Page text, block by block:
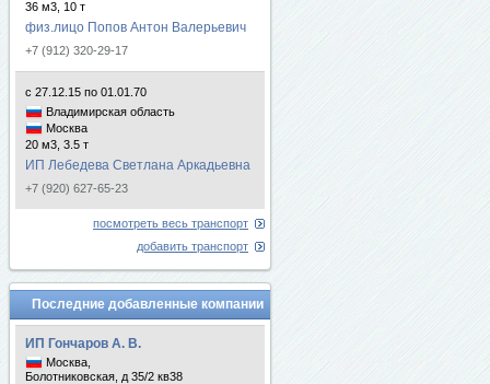
36 м3, 10 т
физ.лицо Попов Антон Валерьевич
+7 (912) 320-29-17
с 27.12.15 по 01.01.70
Владимирская область
Москва
20 м3, 3.5 т
ИП Лебедева Светлана Аркадьевна
+7 (920) 627-65-23
посмотреть весь транспорт
добавить транспорт
Последние добавленные компании
ИП Гончаров А. В.
Москва,
Болотниковская, д 35/2 кв38